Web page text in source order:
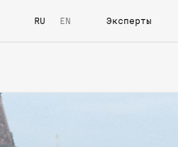
RU EN Эксперты